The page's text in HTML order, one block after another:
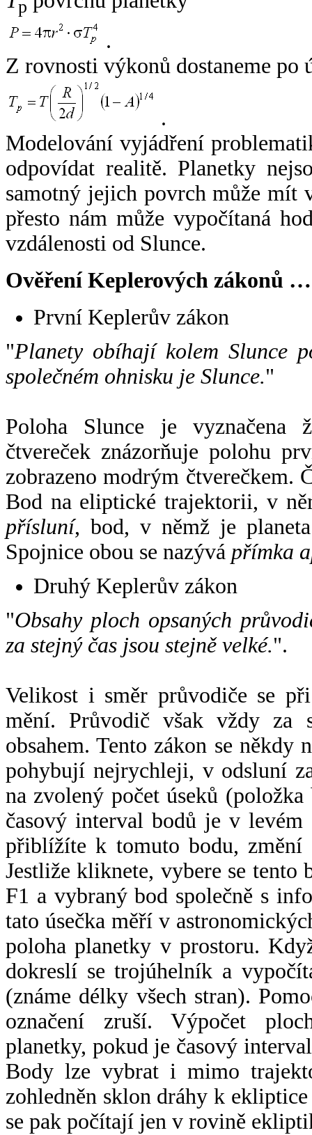
p
.
Z rovnosti výkonů dostaneme po
.
Modelování vyjádření
odpovídat realitě. Planetky
samotný jejich povrch může mít
přesto nám může vypočítaná
vzdálenosti od Slunce.
Ověření Keplerových zákonů …
První Keplerův zákon
"Planety obíhají kolem Slunce
společném ohnisku je Slunce."
Poloha Slunce je vyznačena
čtvereček znázorňuje polohu
zobrazeno modrým čtverečkem.
Bod na eliptické trajektorii, v
přísluní, bod, v němž je
Spojnice obou se nazývá přímka
Druhý Keplerův zákon
"Obsahy ploch opsaných
za stejný čas jsou stejně velké.".
Velikost i směr průvodiče se
mění. Průvodič však vždy za
obsahem. Tento zákon se někdy
pohybují nejrychleji, v odsluní
na zvolený počet úseků
časový interval bodů je v
přiblížíte k tomuto bodu,
Jestliže kliknete, vybere se tento
F1 a vybraný bod společně s
tato úsečka měří v
poloha planetky v prostoru.
dokreslí se trojúhelník a
(známe délky všech stran).
označení zruší. Výpočet
planetky, pokud je časový
Body lze vybrat i mimo
zohledněn sklon dráhy k
se pak počítají jen v rovině